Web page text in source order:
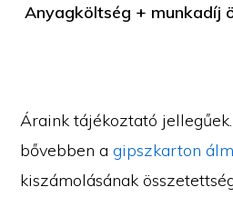
Anyagköltség + munkadíj
Áraink tájékoztató
bővebben agipszkarton
kiszámolásának